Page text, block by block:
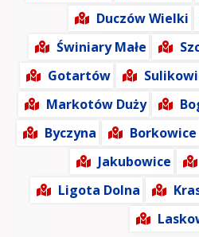
Duczów Wielki
Świniary Małe
Gotartów
Markotów Duży
Byczyna
Borkowice
Jakubowice
Ligota Dolna